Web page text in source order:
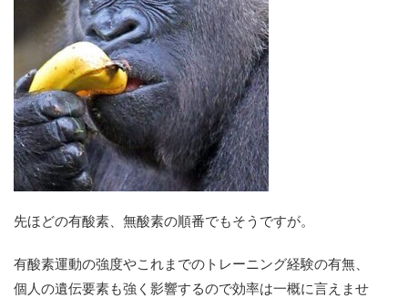
先ほどの有酸素、無酸素の順番でもそうですが。
有酸素運動の強度やこれまでのトレーニング経験の有無、
個人の遺伝要素も強く影響するので効率は一概に言えませ